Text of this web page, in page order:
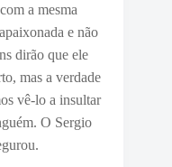
a mesma
e não
dirão que ele
mas a verdade
vê-lo a insultar
O Sergio